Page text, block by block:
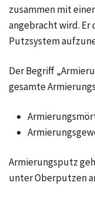
zusammen mit
angebracht wird. Er
Putzsystem
Der Begriff
gesamte
Armierungsputz
unter Oberputzen